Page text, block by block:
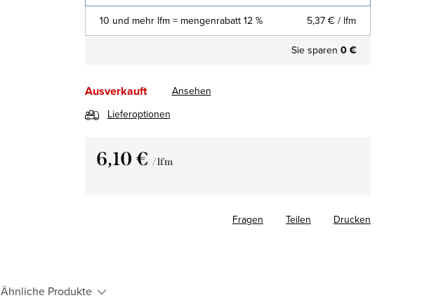
10 und mehr lfm = mengenrabatt 12 % 5,37 € / lfm
Sie sparen 0 €
Ausverkauft
Ansehen
Lieferoptionen
6,10 € / lfm
Drucken
Fragen Teilen
Ähnliche Produkte